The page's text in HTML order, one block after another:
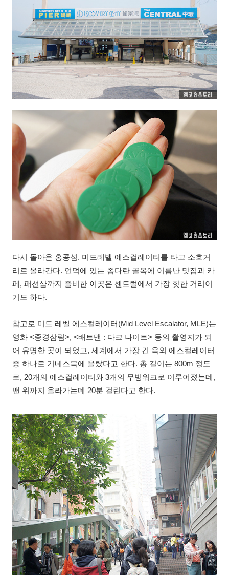
다시 돌아온 홍콩섬. 미드레벨 에스컬레이터를 타고 소호거
리로 올라간다. 언덕에 있는 좁다란 골목에 이름난 맛집과 카
페, 패션샵까지 즐비한 이곳은 센트럴에서 가장 핫한 거리이
기도 하다.
참고로 미드 레벨 에스컬레이터(Mid Level Escalator, MLE)는
영화 <중경삼림>, <배트맨 : 다크 나이트> 등의 촬영지가 되
어 유명한 곳이 되었고, 세계에서 가장 긴 옥외 에스컬레이터
중 하나로 기네스북에 올랐다고 한다. 총 길이는 800m 정도
로, 20개의 에스컬레이터와 3개의 무빙워크로 이루어졌는데,
맨 위까지 올라가는데 20분 걸린다고 한다.